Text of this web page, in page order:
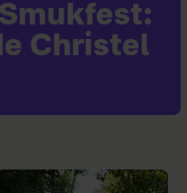
Christel